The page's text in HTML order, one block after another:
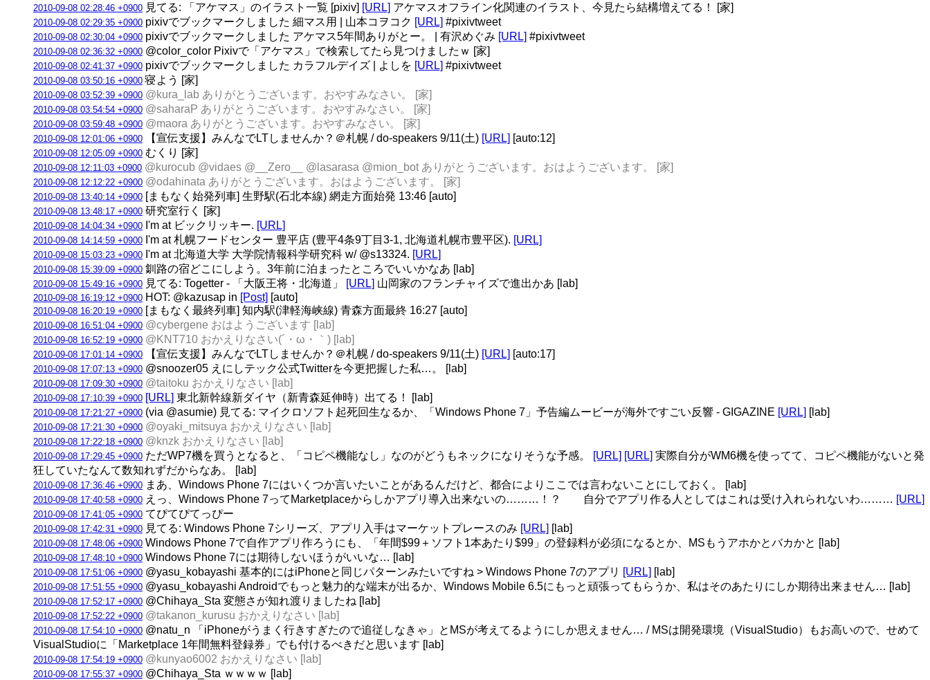
2010-09-08 02:28:46 +0900 見てる: 「アケマス」のイラスト一覧 [pixiv] [URL] アケマスオフライン化関連のイラスト、今見たら結構増えてる！ [家]
2010-09-08 02:29:35 +0900 pixivでブックマークしました 細マス用 | 山本コヲコク [URL] #pixivtweet
2010-09-08 02:30:04 +0900 pixivでブックマークしました アケマス5年間ありがとー。 | 有沢めぐみ [URL] #pixivtweet
2010-09-08 02:36:32 +0900 @color_color Pixivで「アケマス」で検索してたら見つけましたｗ [家]
2010-09-08 02:41:37 +0900 pixivでブックマークしました カラフルデイズ | よしを [URL] #pixivtweet
2010-09-08 03:50:16 +0900 寝よう [家]
2010-09-08 03:52:39 +0900 @kura_lab ありがとうございます。おやすみなさい。 [家]
2010-09-08 03:54:54 +0900 @saharaP ありがとうございます。おやすみなさい。 [家]
2010-09-08 03:59:48 +0900 @maora ありがとうございます。おやすみなさい。 [家]
2010-09-08 12:01:06 +0900 【宣伝支援】みんなでLTしませんか？＠札幌 / do-speakers 9/11(土) [URL] [auto:12]
2010-09-08 12:05:09 +0900 むくり [家]
2010-09-08 12:11:03 +0900 @kurocub @vidaes @__Zero__ @lasarasa @mion_bot ありがとうございます。おはようございます。 [家]
2010-09-08 12:12:22 +0900 @odahinata ありがとうございます。おはようございます。 [家]
2010-09-08 13:40:14 +0900 [まもなく始発列車] 生野駅(石北本線) 網走方面始発 13:46 [auto]
2010-09-08 13:48:17 +0900 研究室行く [家]
2010-09-08 14:04:34 +0900 I'm at ビックリッキー. [URL]
2010-09-08 14:14:59 +0900 I'm at 札幌フードセンター 豊平店 (豊平4条9丁目3-1, 北海道札幌市豊平区). [URL]
2010-09-08 15:03:23 +0900 I'm at 北海道大学 大学院情報科学研究科 w/ @s13324. [URL]
2010-09-08 15:39:09 +0900 釧路の宿どこにしよう。3年前に泊まったところでいいかなあ [lab]
2010-09-08 15:49:16 +0900 見てる: Togetter - 「大阪王将・北海道」 [URL] 山岡家のフランチャイズで進出かあ [lab]
2010-09-08 16:19:12 +0900 HOT: @kazusap in [Post] [auto]
2010-09-08 16:20:19 +0900 [まもなく最終列車] 知内駅(津軽海峡線) 青森方面最終 16:27 [auto]
2010-09-08 16:51:04 +0900 @cybergene おはようございます [lab]
2010-09-08 16:52:19 +0900 @KNT710 おかえりなさい(´・ω・｀) [lab]
2010-09-08 17:01:14 +0900 【宣伝支援】みんなでLTしませんか？＠札幌 / do-speakers 9/11(土) [URL] [auto:17]
2010-09-08 17:07:13 +0900 @snoozer05 えにしテック公式Twitterを今更把握した私…。 [lab]
2010-09-08 17:09:30 +0900 @taitoku おかえりなさい [lab]
2010-09-08 17:10:39 +0900 [URL] 東北新幹線新ダイヤ（新青森延伸時）出てる！ [lab]
2010-09-08 17:21:27 +0900 (via @asumie) 見てる: マイクロソフト起死回生なるか、「Windows Phone 7」予告編ムービーが海外ですごい反響 - GIGAZINE [URL] [lab]
2010-09-08 17:21:30 +0900 @oyaki_mitsuya おかえりなさい [lab]
2010-09-08 17:22:18 +0900 @knzk おかえりなさい [lab]
2010-09-08 17:29:45 +0900 ただWP7機を買うとなると、「コピペ機能なし」なのがどうもネックになりそうな予感。 [URL] [URL] 実際自分がWM6機を使ってて、コピペ機能がないと発
狂していたなんて数知れずだからなあ。 [lab]
2010-09-08 17:36:46 +0900 まあ、Windows Phone 7にはいくつか言いたいことがあるんだけど、都合によりここでは言わないことにしておく。 [lab]
2010-09-08 17:40:58 +0900 えっ、Windows Phone 7ってMarketplaceからしかアプリ導入出来ないの………！？ 自分でアプリ作る人としてはこれは受け入れられないわ……… [URL]
2010-09-08 17:41:05 +0900 てぴてぴてっぴー
2010-09-08 17:42:31 +0900 見てる: Windows Phone 7シリーズ、アプリ入手はマーケットプレースのみ [URL] [lab]
2010-09-08 17:48:06 +0900 Windows Phone 7で自作アプリ作ろうにも、「年間$99＋ソフト1本あたり$99」の登録料が必須になるとか、MSもうアホかとバカかと [lab]
2010-09-08 17:48:10 +0900 Windows Phone 7には期待しないほうがいいな… [lab]
2010-09-08 17:51:06 +0900 @yasu_kobayashi 基本的にはiPhoneと同じパターンみたいですね > Windows Phone 7のアプリ [URL] [lab]
2010-09-08 17:51:55 +0900 @yasu_kobayashi Androidでもっと魅力的な端末が出るか、Windows Mobile 6.5にもっと頑張ってもらうか、私はそのあたりにしか期待出来ません… [lab]
2010-09-08 17:52:17 +0900 @Chihaya_Sta 変態さが知れ渡りましたね [lab]
2010-09-08 17:52:22 +0900 @takanon_kurusu おかえりなさい [lab]
2010-09-08 17:54:10 +0900 @natu_n 「iPhoneがうまく行きすぎたので追従しなきゃ」とMSが考えてるようにしか思えません… / MSは開発環境（VisualStudio）もお高いので、せめて
VisualStudioに「Marketplace 1年間無料登録券」でも付けるべきだと思います [lab]
2010-09-08 17:54:19 +0900 @kunyao6002 おかえりなさい [lab]
2010-09-08 17:55:37 +0900 @Chihaya_Sta ｗｗｗｗ [lab]